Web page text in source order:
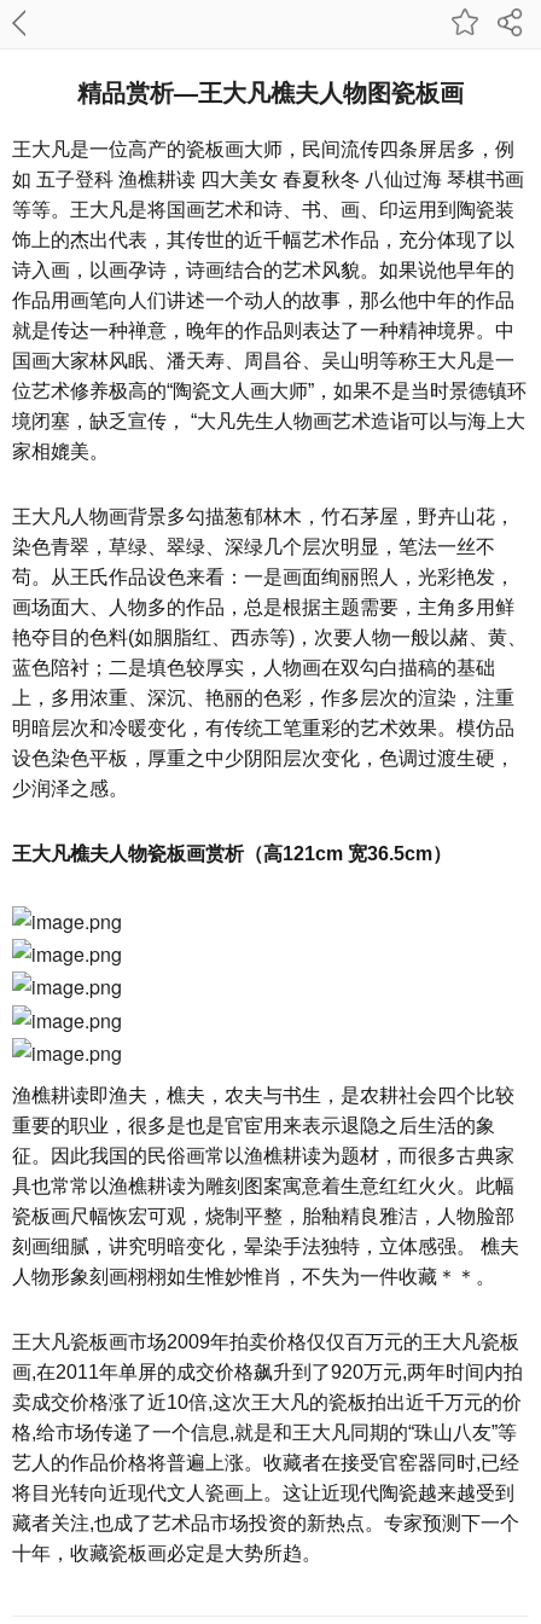
精品赏析—王大凡樵夫人物图瓷板画
王大凡是一位高产的瓷板画大师，民间流传四条屏居多，例
如 五子登科 渔樵耕读 四大美女 春夏秋冬 八仙过海 琴棋书画
等等。王大凡是将国画艺术和诗、书、画、印运用到陶瓷装
饰上的杰出代表，其传世的近千幅艺术作品，充分体现了以
诗入画，以画孕诗，诗画结合的艺术风貌。如果说他早年的
作品用画笔向人们讲述一个动人的故事，那么他中年的作品
就是传达一种禅意，晚年的作品则表达了一种精神境界。中
国画大家林风眠、潘天寿、周昌谷、吴山明等称王大凡是一
位艺术修养极高的“陶瓷文人画大师”，如果不是当时景德镇环
境闭塞，缺乏宣传， “大凡先生人物画艺术造诣可以与海上大
家相媲美。
王大凡人物画背景多勾描葱郁林木，竹石茅屋，野卉山花，
染色青翠，草绿、翠绿、深绿几个层次明显，笔法一丝不
苟。从王氏作品设色来看：一是画面绚丽照人，光彩艳发，
画场面大、人物多的作品，总是根据主题需要，主角多用鲜
艳夺目的色料(如胭脂红、西赤等)，次要人物一般以赭、黄、
蓝色陪衬；二是填色较厚实，人物画在双勾白描稿的基础
上，多用浓重、深沉、艳丽的色彩，作多层次的渲染，注重
明暗层次和冷暖变化，有传统工笔重彩的艺术效果。模仿品
设色染色平板，厚重之中少阴阳层次变化，色调过渡生硬，
少润泽之感。
王大凡樵夫人物瓷板画赏析（高121cm 宽36.5cm）
渔樵耕读即渔夫，樵夫，农夫与书生，是农耕社会四个比较
重要的职业，很多是也是官宦用来表示退隐之后生活的象
征。因此我国的民俗画常以渔樵耕读为题材，而很多古典家
具也常常以渔樵耕读为雕刻图案寓意着生意红红火火。此幅
瓷板画尺幅恢宏可观，烧制平整，胎釉精良雅洁，人物脸部
刻画细腻，讲究明暗变化，晕染手法独特，立体感强。 樵夫
人物形象刻画栩栩如生惟妙惟肖，不失为一件收藏＊＊。
王大凡瓷板画市场2009年拍卖价格仅仅百万元的王大凡瓷板
画,在2011年单屏的成交价格飙升到了920万元,两年时间内拍
卖成交价格涨了近10倍,这次王大凡的瓷板拍出近千万元的价
格,给市场传递了一个信息,就是和王大凡同期的“珠山八友”等
艺人的作品价格将普遍上涨。收藏者在接受官窑器同时,已经
将目光转向近现代文人瓷画上。这让近现代陶瓷越来越受到
藏者关注,也成了艺术品市场投资的新热点。专家预测下一个
十年，收藏瓷板画必定是大势所趋。